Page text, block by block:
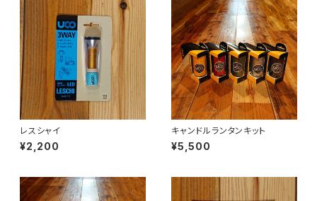
レスシャイ
¥2,200
キャンドルランタンキット
¥5,500